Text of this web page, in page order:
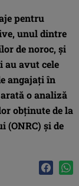
pentru
unul dintre
de noroc, şi
au avut cele
angajaţi în
o analiză
obţinute de la
şi de